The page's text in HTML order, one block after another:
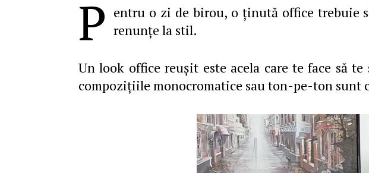
P entru o zi de birou, o ținută office trebuie
renunțe la stil.
Un look office reușit este acela care te face să
compozițiile monocromatice sau ton-pe-ton sunt